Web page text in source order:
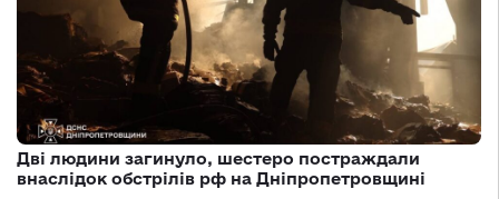
Дві людини загинуло, шестеро постраждали
внаслідок обстрілів рф на Дніпропетровщині